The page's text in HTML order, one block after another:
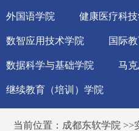
外国语学院 健康医疗科
数智应用技术学院 国际
数据科学与基础学院 马
继续教育（培训）学院
当前位置： 成都东软学院 >>